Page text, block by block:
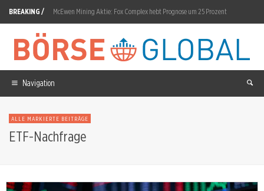
BREAKING / McEwen Mining Aktie: Fox Complex hebt Prognose um 25 Prozent
Western Digital Aktie: 16,5-Prozent-Crash trotz Gewinnverdopplung
Micron Technology Aktie: 9650-SSD mit Microchip
Rheinmetall Aktie: F126-Aus belastet mit 300 Millionen
Navigation
ALLE MARKIERTE BEITRÄGE
ETF-Nachfrage